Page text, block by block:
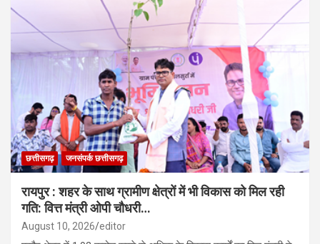
छत्तीसगढ़ जनसंपर्क छत्तीसगढ़
रायपुर : शहर के साथ ग्रामीण क्षेत्रों में भी विकास को मिल रही
गति: वित्त मंत्री ओपी चौधरी…
August 10, 2026 editor